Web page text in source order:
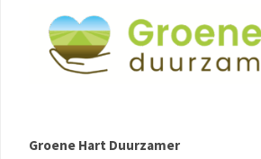
Groene Hart Duurzamer